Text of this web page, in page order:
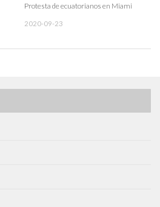
Protesta de ecuatorianos en Miami
2020-09-23